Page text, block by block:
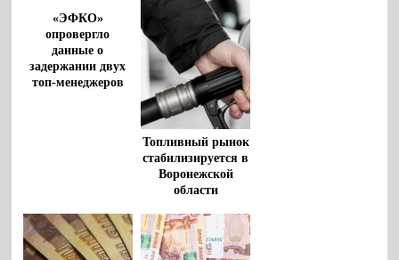
«ЭФКО»
опровергло
данные о
задержании двух
топ-менеджеров
Топливный рынок
стабилизируется в
Воронежской
области